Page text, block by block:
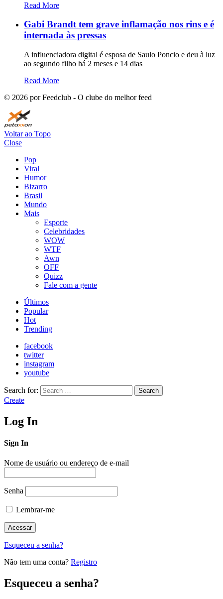
Read More
Gabi Brandt tem grave inflamação nos rins e é
internada às pressas
A influenciadora digital é esposa de Saulo Poncio e deu à luz
ao segundo filho há 2 meses e 14 dias
Read More
© 2026 por Feedclub - O clube do melhor feed
Voltar ao Topo
Close
Pop
Viral
Humor
Bizarro
Brasil
Mundo
Mais
Esporte
Celebridades
WOW
WTF
Awn
OFF
Quizz
Fale com a gente
Últimos
Popular
Hot
Trending
facebook
twitter
instagram
youtube
Search for: Search
Create
Log In
Sign In
Nome de usuário ou endereço de e-mail
Senha
Lembrar-me
Esqueceu a senha?
Não tem uma conta? Registro
Esqueceu a senha?